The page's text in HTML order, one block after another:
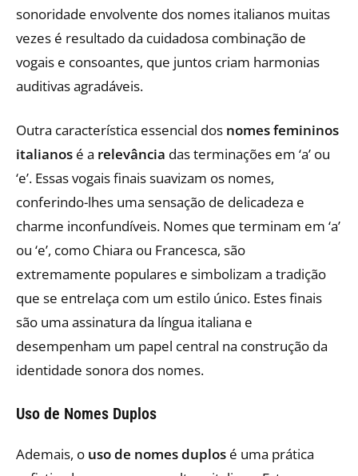
sonoridade envolvente dos nomes italianos muitas
vezes é resultado da cuidadosa combinação de
vogais e consoantes, que juntos criam harmonias
auditivas agradáveis.
Outra característica essencial dos nomes femininos
italianos é a relevância das terminações em ‘a’ ou
‘e’. Essas vogais finais suavizam os nomes,
conferindo-lhes uma sensação de delicadeza e
charme inconfundíveis. Nomes que terminam em ‘a’
ou ‘e’, como Chiara ou Francesca, são
extremamente populares e simbolizam a tradição
que se entrelaça com um estilo único. Estes finais
são uma assinatura da língua italiana e
desempenham um papel central na construção da
identidade sonora dos nomes.
Uso de Nomes Duplos
Ademais, o uso de nomes duplos é uma prática